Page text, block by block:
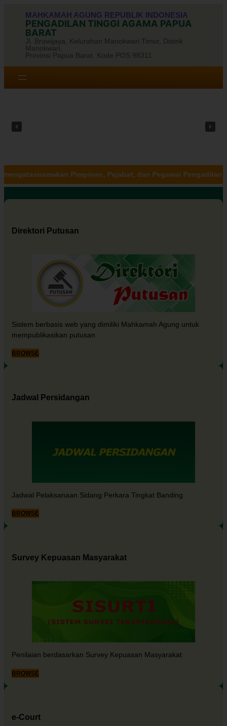
content
MAHKAMAH AGUNG REPUBLIK INDONESIA
PENGADILAN TINGGI AGAMA PAPUA
BARAT
Jl. Brawijaya, Kelurahan Manokwari Timur, Distrik
Manokwari,
Provinsi Papua Barat. Kode POS 98311
Pejabat, dan Pegawai Pengadilan Tinggi Agama Papua
Direktori Putusan
Sistem berbasis web yang dimiliki Mahkamah Agung untuk
mempublikasikan putusan
BROWSE
Jadwal Persidangan
Jadwal Pelaksanaan Sidang Perkara Tingkat Banding
BROWSE
Survey Kepuasan Masyarakat
Penilaian berdasarkan Survey Kepuasan Masyarakat
BROWSE
e-Court